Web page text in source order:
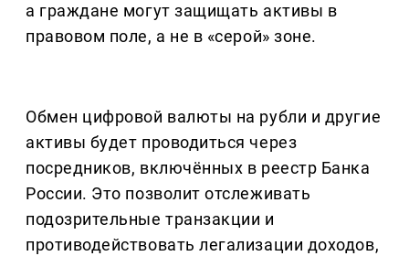
а граждане могут защищать активы в
правовом поле, а не в «серой» зоне.
Обмен цифровой валюты на рубли и другие
активы будет проводиться через
посредников, включённых в реестр Банка
России. Это позволит отслеживать
подозрительные транзакции и
противодействовать легализации доходов,